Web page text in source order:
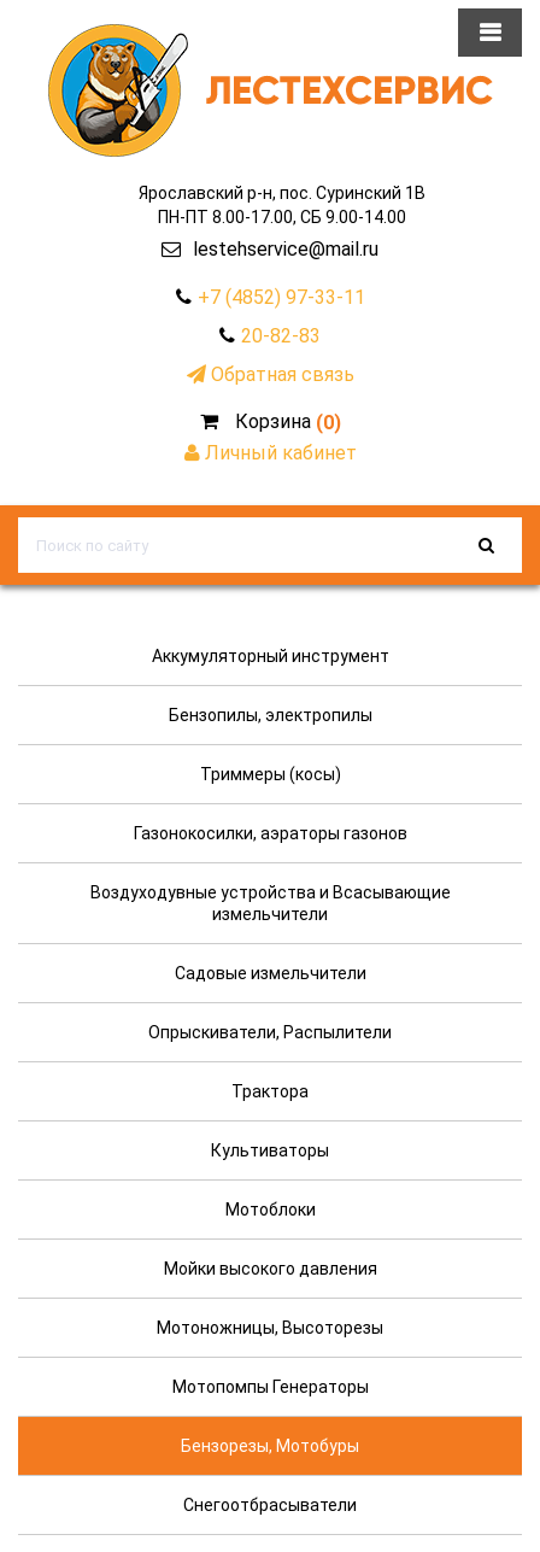
Ярославский р-н, пос. Суринский 1В
ПН-ПТ 8.00-17.00, СБ 9.00-14.00
lestehservice@mail.ru
+7 (4852) 97-33-11
20-82-83
Обратная связь
Корзина (0)
Личный кабинет
Аккумуляторный инструмент
Бензопилы, электропилы
Триммеры (косы)
Газонокосилки, аэраторы газонов
Воздуходувные устройства и Всасывающие
измельчители
Садовые измельчители
Опрыскиватели, Распылители
Трактора
Культиваторы
Мотоблоки
Мойки высокого давления
Мотоножницы, Высоторезы
Мотопомпы Генераторы
Бензорезы, Мотобуры
Снегоотбрасыватели